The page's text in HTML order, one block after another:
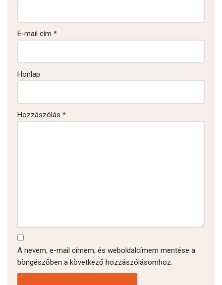
E-mail cím *
Honlap
Hozzászólás *
A nevem, e-mail címem, és weboldalcímem mentése a
böngészőben a következő hozzászólásomhoz.